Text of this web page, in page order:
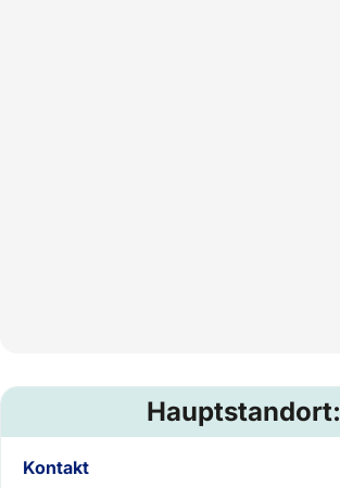
Hauptstandort:
Kontakt